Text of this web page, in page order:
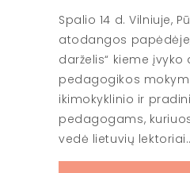
Spalio 14 d. Vilniuje,
atodangos papėdėje,
darželis“ kieme įvyko
pedagogikos
ikimokyklinio ir
pedagogams,
vedė lietuvių lektoriai.